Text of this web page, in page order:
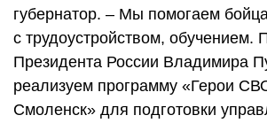
губернатор. – Мы помогаем
с трудоустройством, обучением.
Президента России Владимира
реализуем программу «Герои
Смоленск» для подготовки